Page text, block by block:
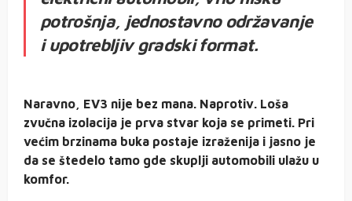
potrošnja, jednostavno održavanje
i upotrebljiv gradski format.
Naravno, EV3 nije bez mana. Naprotiv. Loša
zvučna izolacija je prva stvar koja se primeti. Pri
većim brzinama buka postaje izraženija i jasno je
da se štedelo tamo gde skuplji automobili ulažu u
komfor.